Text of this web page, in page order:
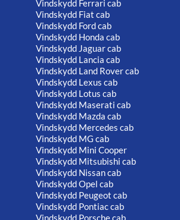
Vindskydd Ferrari cab
Vindskydd Fiat cab
Vindskydd Ford cab
Vindskydd Honda cab
Vindskydd Jaguar cab
Vindskydd Lancia cab
Vindskydd Land Rover cab
Vindskydd Lexus cab
Vindskydd Lotus cab
Vindskydd Maserati cab
Vindskydd Mazda cab
Vindskydd Mercedes cab
Vindskydd MG cab
Vindskydd Mini Cooper
Vindskydd Mitsubishi cab
Vindskydd Nissan cab
Vindskydd Opel cab
Vindskydd Peugeot cab
Vindskydd Pontiac cab